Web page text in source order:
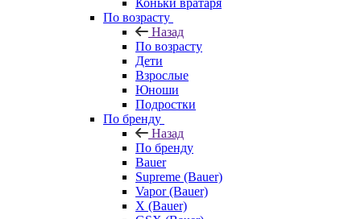
Коньки вратаря
По возрасту
Назад
По возрасту
Дети
Взрослые
Юноши
Подростки
По бренду
Назад
По бренду
Bauer
Supreme (Bauer)
Vapor (Bauer)
X (Bauer)